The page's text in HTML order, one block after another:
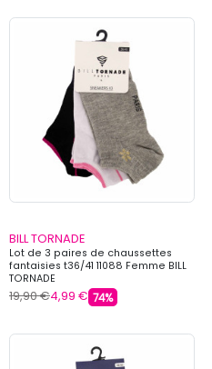
BILL TORNADE
Lot de 3 paires de chaussettes
fantaisies t36/41 11088 Femme BILL
TORNADE
19,90 €4,99 € 74%